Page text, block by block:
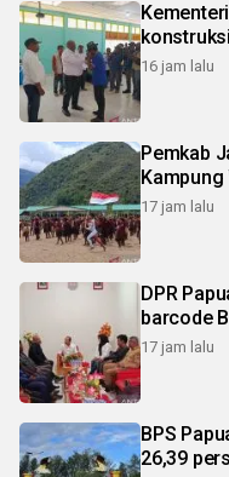
16 jam lalu
Pemkab
Kampung
17 jam lalu
DPR
barcode
17 jam lalu
BPS
26,39